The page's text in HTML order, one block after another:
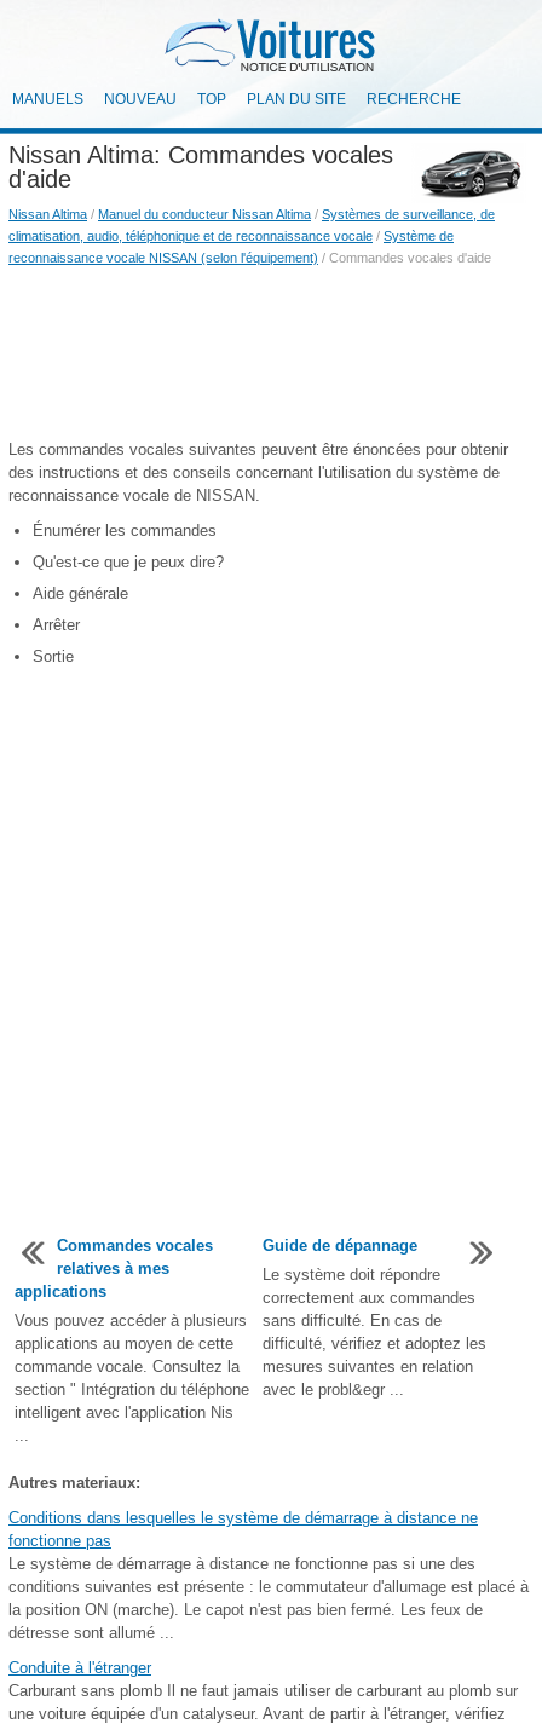
MANUELS NOUVEAU TOP PLAN DU SITE RECHERCHE
Nissan Altima: Commandes vocales
d'aide
Nissan Altima / Manuel du conducteur Nissan Altima / Systèmes de surveillance, de
climatisation, audio, téléphonique et de reconnaissance vocale / Système de
reconnaissance vocale NISSAN (selon l'équipement) / Commandes vocales d'aide
Les commandes vocales suivantes peuvent être énoncées pour obtenir
des instructions et des conseils concernant l'utilisation du système de
reconnaissance vocale de NISSAN.
Énumérer les commandes
Qu'est-ce que je peux dire?
Aide générale
Arrêter
Sortie
Commandes vocales
relatives à mes
applications
Vous pouvez accéder à plusieurs
applications au moyen de cette
commande vocale. Consultez la
section " Intégration du téléphone
intelligent avec l'application Nis
...
Guide de dépannage
Le système doit répondre
correctement aux commandes
sans difficulté. En cas de
difficulté, vérifiez et adoptez les
mesures suivantes en relation
avec le probl&egr ...
Autres materiaux:
Conditions dans lesquelles le système de démarrage à distance ne
fonctionne pas
Le système de démarrage à distance ne fonctionne pas si une des
conditions suivantes est présente : le commutateur d'allumage est placé à
la position ON (marche). Le capot n'est pas bien fermé. Les feux de
détresse sont allumé ...
Conduite à l'étranger
Carburant sans plomb Il ne faut jamais utiliser de carburant au plomb sur
une voiture équipée d'un catalyseur. Avant de partir à l'étranger, vérifiez